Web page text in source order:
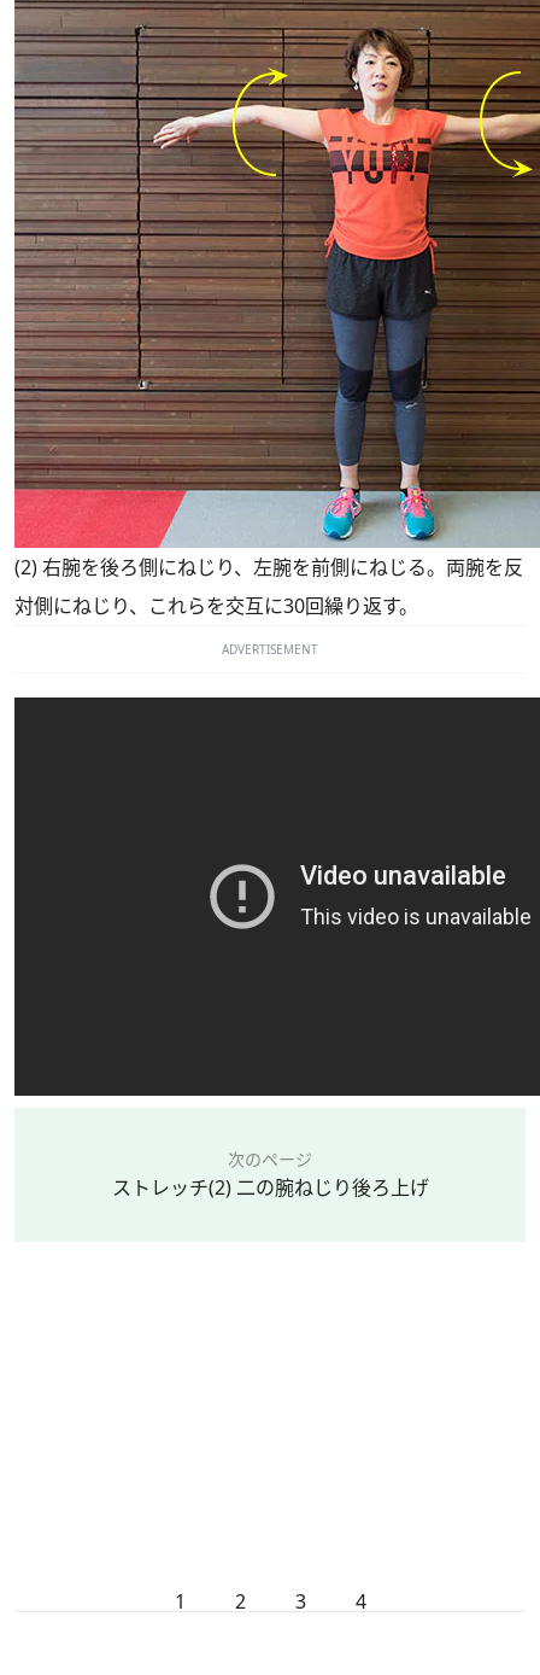
(2) 右腕を後ろ側にねじり、左腕を前側にねじる。両腕を反
対側にねじり、これらを交互に30回繰り返す。
ADVERTISEMENT
次のページ
ストレッチ(2) 二の腕ねじり後ろ上げ
1 2 3 4